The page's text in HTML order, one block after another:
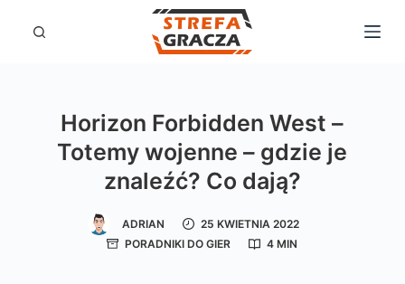
Horizon Forbidden West –
Totemy wojenne – gdzie je
znaleźć? Co dają?
ADRIAN
25 KWIETNIA 2022
PORADNIKI DO GIER
4 MIN